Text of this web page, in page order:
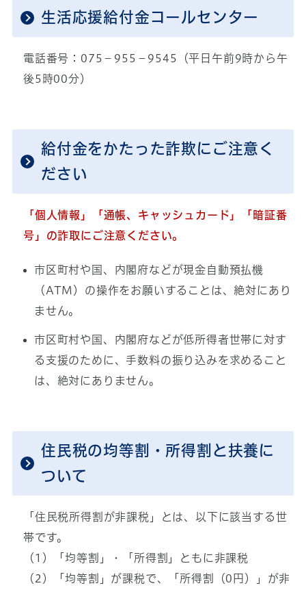
生活応援給付金コールセンター
電話番号：075−955−9545（平日午前9時から午
後5時00分）
給付金をかたった詐欺にご注意く
ださい
「個人情報」「通帳、キャッシュカード」「暗証番
号」の詐取にご注意ください。
市区町村や国、内閣府などが現金自動預払機
（ATM）の操作をお願いすることは、絶対にあり
ません。
市区町村や国、内閣府などが低所得者世帯に対す
る支援のために、手数料の振り込みを求めること
は、絶対にありません。
住民税の均等割・所得割と扶養に
ついて
「住民税所得割が非課税」とは、以下に該当する世
帯です。
（1）「均等割」・「所得割」ともに非課税
（2）「均等割」が課税で、「所得割（0円）」が非